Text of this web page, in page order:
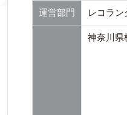
運営部門 レコラン
神奈川県